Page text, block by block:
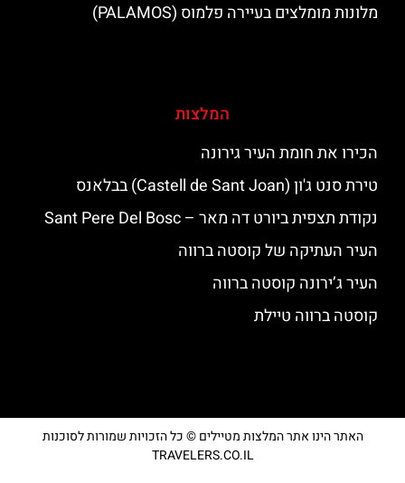
מלונות מומלצים בעיירה פלמוס (PALAMOS)
המלצות
הכירו את חומת העיר גירונה
טירת סנט ג'ון (Castell de Sant Joan) בבלאנס
נקודת תצפית ביורט דה מאר – Sant Pere Del Bosc
העיר העתיקה של קוסטה ברווה
העיר ג’ירונה קוסטה ברווה
קוסטה ברווה טיילת
האתר הינו אתר המלצות מטיילים © כל הזכויות שמורות לסוכנות
TRAVELERS.CO.IL